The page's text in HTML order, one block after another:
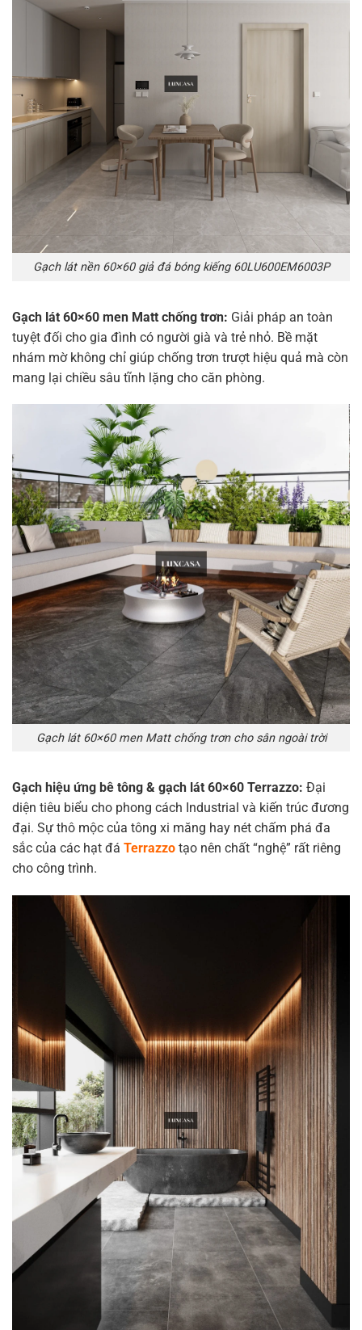
Gạch lát nền 60×60 giả đá bóng kiếng 60LU600EM6003P
Gạch lát 60×60 men Matt chống trơn: Giải pháp an toàn
tuyệt đối cho gia đình có người già và trẻ nhỏ. Bề mặt
nhám mờ không chỉ giúp chống trơn trượt hiệu quả mà còn
mang lại chiều sâu tĩnh lặng cho căn phòng.
Gạch lát 60×60 men Matt chống trơn cho sân ngoài trời
Gạch hiệu ứng bê tông & gạch lát 60×60 Terrazzo: Đại
diện tiêu biểu cho phong cách Industrial và kiến trúc đương
đại. Sự thô mộc của tông xi măng hay nét chấm phá đa
sắc của các hạt đá Terrazzo tạo nên chất “nghệ” rất riêng
cho công trình.